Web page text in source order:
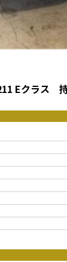
Eクラス